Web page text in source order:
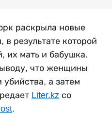
раскрыла новые
в результате которой
их мать и бабушка.
что женщины
а затем
Liter.kz со
.